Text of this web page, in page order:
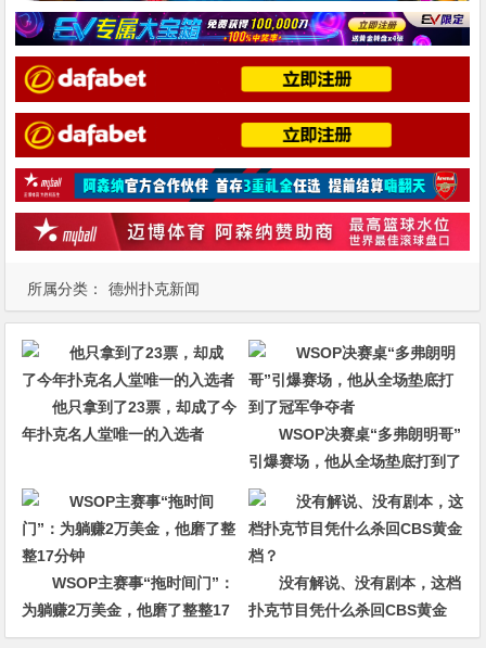
所属分类： 德州扑克新闻
他只拿到了23票，却成了今
年扑克名人堂唯一的入选者
WSOP决赛桌“多弗朗明哥”
引爆赛场，他从全场垫底打到了
冠军争夺者
WSOP主赛事“拖时间门”：
为躺赚2万美金，他磨了整整17
分钟
没有解说、没有剧本，这档
扑克节目凭什么杀回CBS黄金
档？